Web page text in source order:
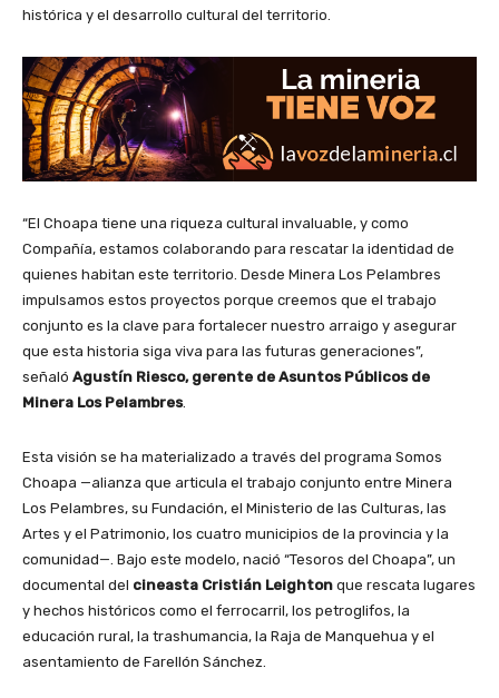
histórica y el desarrollo cultural del territorio.
“El Choapa tiene una riqueza cultural invaluable, y como
Compañía, estamos colaborando para rescatar la identidad de
quienes habitan este territorio. Desde Minera Los Pelambres
impulsamos estos proyectos porque creemos que el trabajo
conjunto es la clave para fortalecer nuestro arraigo y asegurar
que esta historia siga viva para las futuras generaciones”,
señaló Agustín Riesco, gerente de Asuntos Públicos de
Minera Los Pelambres.
Esta visión se ha materializado a través del programa Somos
Choapa —alianza que articula el trabajo conjunto entre Minera
Los Pelambres, su Fundación, el Ministerio de las Culturas, las
Artes y el Patrimonio, los cuatro municipios de la provincia y la
comunidad—. Bajo este modelo, nació “Tesoros del Choapa”, un
documental del cineasta Cristián Leighton que rescata lugares
y hechos históricos como el ferrocarril, los petroglifos, la
educación rural, la trashumancia, la Raja de Manquehua y el
asentamiento de Farellón Sánchez.